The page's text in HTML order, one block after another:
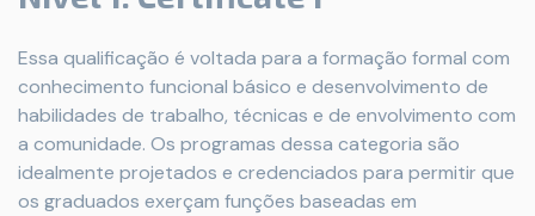
Essa qualificação é voltada para a formação formal com
conhecimento funcional básico e desenvolvimento de
habilidades de trabalho, técnicas e de envolvimento com
a comunidade. Os programas dessa categoria são
idealmente projetados e credenciados para permitir que
os graduados exerçam funções baseadas em